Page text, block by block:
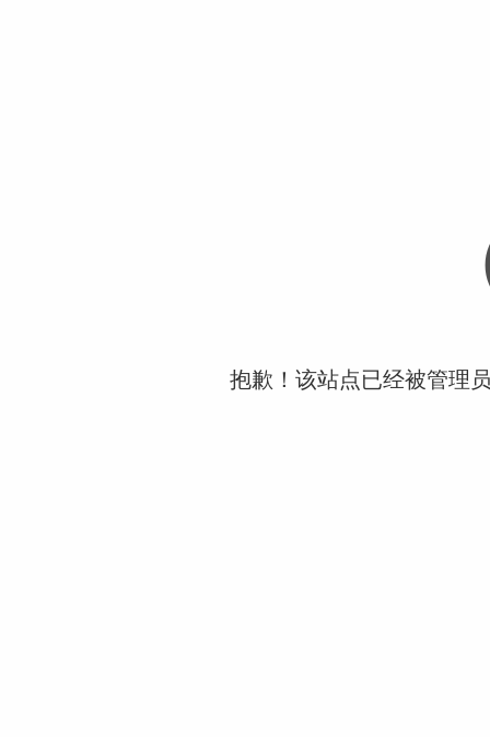
抱歉！该站点已经被管理